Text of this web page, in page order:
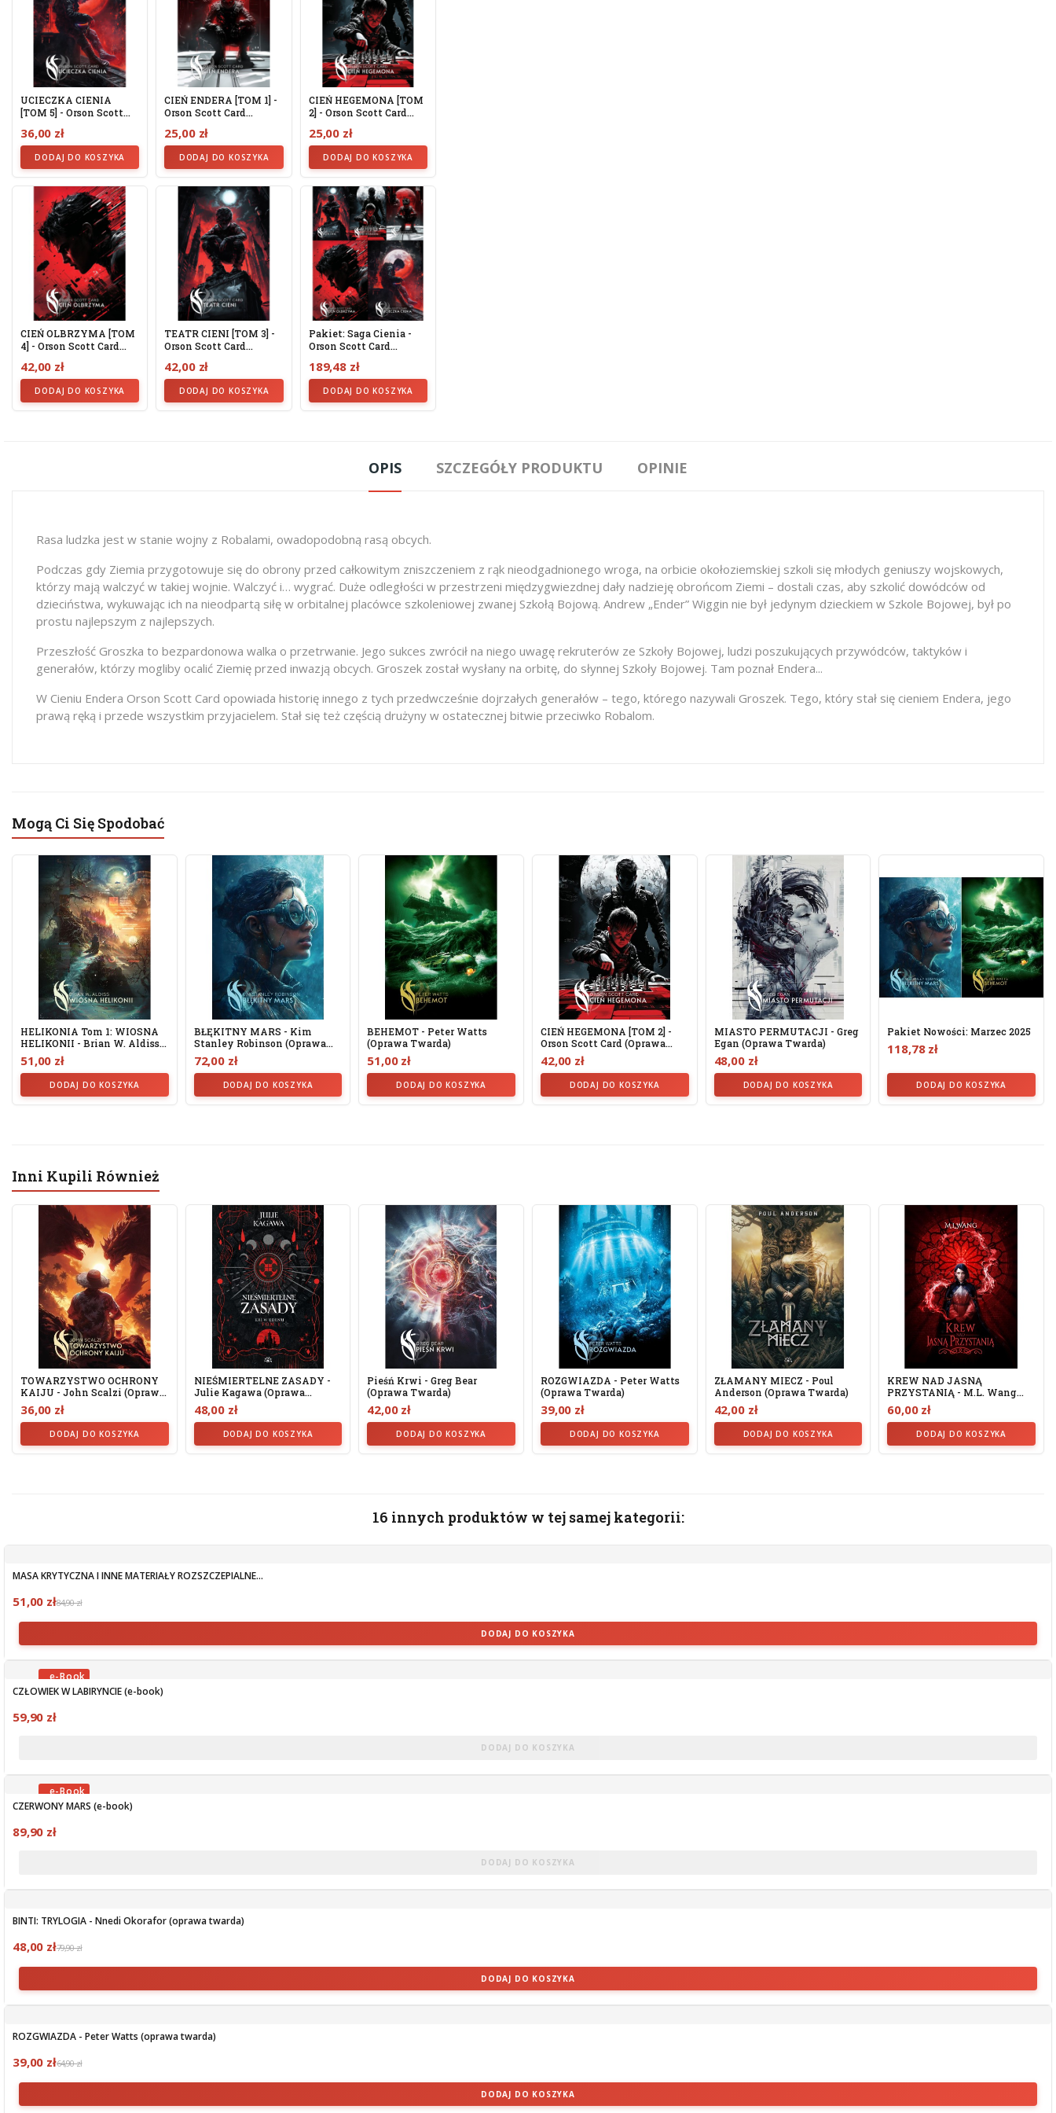
UCIECZKA CIENIA
[TOM 5] - Orson Scott
36,00 zł
DODAJ DO KOSZYKA
CIEŃ ENDERA [TOM 1] -
Orson Scott Card
25,00 zł
DODAJ DO KOSZYKA
CIEŃ HEGEMONA [TOM
2] - Orson Scott Card
25,00 zł
DODAJ DO KOSZYKA
CIEŃ OLBRZYMA [TOM
4] - Orson Scott Card
42,00 zł
DODAJ DO KOSZYKA
TEATR CIENI [TOM 3] -
Orson Scott Card
42,00 zł
DODAJ DO KOSZYKA
Pakiet: Saga Cienia -
Orson Scott Card
189,48 zł
DODAJ DO KOSZYKA
OPIS SZCZEGÓŁY PRODUKTU OPINIE
Rasa ludzka jest w stanie wojny z Robalami, owadopodobną rasą obcych.
Podczas gdy Ziemia przygotowuje się do obrony przed całkowitym zniszczeniem z rąk nieodgadnionego wroga, na orbicie okołoziemskiej szkoli się młodych geniuszy wojskowych,
którzy mają walczyć w takiej wojnie. Walczyć i… wygrać. Duże odległości w przestrzeni międzygwiezdnej dały nadzieję obrońcom Ziemi – dostali czas, aby szkolić dowódców od
dzieciństwa, wykuwając ich na nieodpartą siłę w orbitalnej placówce szkoleniowej zwanej Szkołą Bojową. Andrew „Ender” Wiggin nie był jedynym dzieckiem w Szkole Bojowej, był po
prostu najlepszym z najlepszych.
Przeszłość Groszka to bezpardonowa walka o przetrwanie. Jego sukces zwrócił na niego uwagę rekruterów ze Szkoły Bojowej, ludzi poszukujących przywódców, taktyków i
generałów, którzy mogliby ocalić Ziemię przed inwazją obcych. Groszek został wysłany na orbitę, do słynnej Szkoły Bojowej. Tam poznał Endera...
W Cieniu Endera Orson Scott Card opowiada historię innego z tych przedwcześnie dojrzałych generałów – tego, którego nazywali Groszek. Tego, który stał się cieniem Endera, jego
prawą ręką i przede wszystkim przyjacielem. Stał się też częścią drużyny w ostatecznej bitwie przeciwko Robalom.
Mogą Ci Się Spodobać
HELIKONIA Tom 1: WIOSNA
HELIKONII - Brian W. Aldiss...
51,00 zł
DODAJ DO KOSZYKA
BŁĘKITNY MARS - Kim
Stanley Robinson (oprawa
Twarda)
72,00 zł
DODAJ DO KOSZYKA
BEHEMOT - Peter Watts
(oprawa Twarda)
51,00 zł
DODAJ DO KOSZYKA
CIEŃ HEGEMONA [TOM 2] -
Orson Scott Card (oprawa...
42,00 zł
DODAJ DO KOSZYKA
MIASTO PERMUTACJI - Greg
Egan (Oprawa Twarda)
48,00 zł
DODAJ DO KOSZYKA
Pakiet Nowości: Marzec 2025
118,78 zł
DODAJ DO KOSZYKA
Inni Kupili Również
TOWARZYSTWO OCHRONY
KAIJU - John Scalzi (oprawa
Twarda)
36,00 zł
DODAJ DO KOSZYKA
NIEŚMIERTELNE ZASADY -
Julie Kagawa (Oprawa
Twarda,...
48,00 zł
DODAJ DO KOSZYKA
Pieśń Krwi - Greg Bear
(oprawa Twarda)
42,00 zł
DODAJ DO KOSZYKA
ROZGWIAZDA - Peter Watts
(oprawa Twarda)
39,00 zł
DODAJ DO KOSZYKA
ZŁAMANY MIECZ - Poul
Anderson (oprawa Twarda)
42,00 zł
DODAJ DO KOSZYKA
KREW NAD JASNĄ
PRZYSTANIĄ - M.L. Wang
(oprawa...
60,00 zł
DODAJ DO KOSZYKA
16 innych produktów w tej samej kategorii:
MASA KRYTYCZNA I INNE MATERIAŁY ROZSZCZEPIALNE...
51,00 zł84,90 zł
DODAJ DO KOSZYKA
OBECNIE BRAK NA STANIE
CZŁOWIEK W LABIRYNCIE (e-book)
59,90 zł
DODAJ DO KOSZYKA
OBECNIE BRAK NA STANIE
CZERWONY MARS (e-book)
89,90 zł
DODAJ DO KOSZYKA
BINTI: TRYLOGIA - Nnedi Okorafor (oprawa twarda)
48,00 zł79,90 zł
DODAJ DO KOSZYKA
ROZGWIAZDA - Peter Watts (oprawa twarda)
39,00 zł64,90 zł
DODAJ DO KOSZYKA